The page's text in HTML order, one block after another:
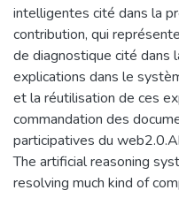
intelligentes cité dans la
contribution, qui
de diagnostique cité dans
explications dans le
et la réutilisation de ces
commandation des
participatives du
The artificial reasoning
resolving much kind of